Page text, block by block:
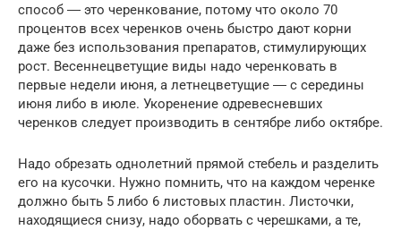
способ ― это черенкование, потому что около 70
процентов всех черенков очень быстро дают корни
даже без использования препаратов, стимулирующих
рост. Весеннецветущие виды надо черенковать в
первые недели июня, а летнецветущие ― с середины
июня либо в июле. Укоренение одревесневших
черенков следует производить в сентябре либо октябре.
Надо обрезать однолетний прямой стебель и разделить
его на кусочки. Нужно помнить, что на каждом черенке
должно быть 5 либо 6 листовых пластин. Листочки,
находящиеся снизу, надо оборвать с черешками, а те,